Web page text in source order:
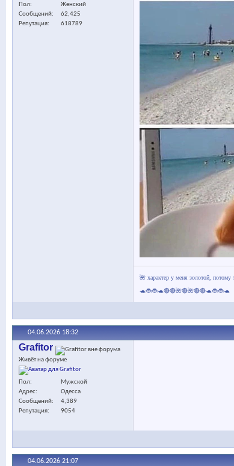
Пол
Женский
Сообщений
62,425
Репутация
618789
🌺 характер у меня золотой,
🐢🐞🐞🐢🔴🔴🌺🔴🌺🔴🔴🐢🐞🐞🐢
04.06.2026 18:32
Grafitor
Живёт на форуме
Пол
Мужской
Адрес
Одесса
Сообщений
4,389
Репутация
9054
04.06.2026 21:07